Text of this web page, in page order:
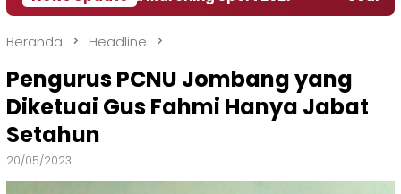
Beranda Headline
Pengurus PCNU Jombang yang
Diketuai Gus Fahmi Hanya Jabat
Setahun
20/05/2023